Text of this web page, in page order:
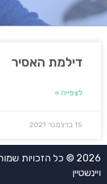
דילמת האסיר
לצפייה »
15 בדצמבר 2021
2026 © כל הזכויות
ויינשטיין